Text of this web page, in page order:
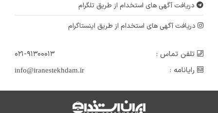
دریافت آگهی های استخدام از طریق تلگرام
دریافت آگهی های استخدام از طریق اینستاگرام
تلفن تماس :
۰۲۱-۹۱۳۰۰۰۱۳
رایانامه :
info@iranestekhdam.ir